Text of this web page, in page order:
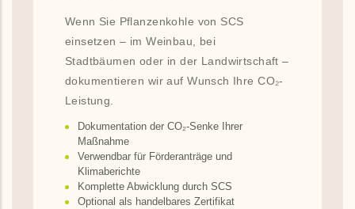
Wenn Sie Pflanzenkohle von SCS
einsetzen – im Weinbau, bei
Stadtbäumen oder in der Landwirtschaft –
dokumentieren wir auf Wunsch Ihre CO₂-
Leistung.
Dokumentation der CO₂-Senke Ihrer
Maßnahme
Verwendbar für Förderanträge und
Klimaberichte
Komplette Abwicklung durch SCS
Optional als handelbares Zertifikat